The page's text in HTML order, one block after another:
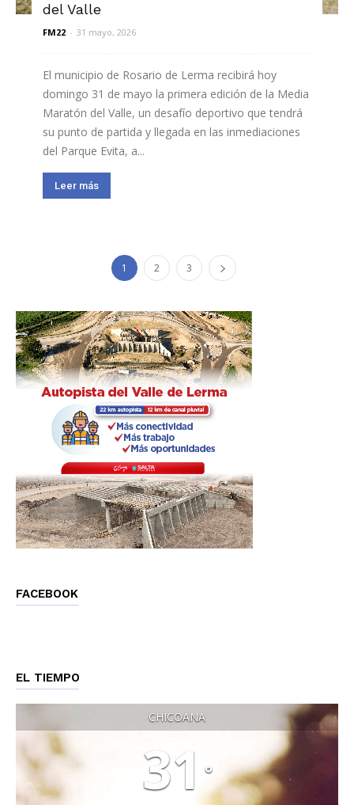
del Valle
FM22 - 31 mayo, 2026
El municipio de Rosario de Lerma recibirá hoy
domingo 31 de mayo la primera edición de la Media
Maratón del Valle, un desafío deportivo que tendrá
su punto de partida y llegada en las inmediaciones
del Parque Evita, a...
Leer más
1 2 3
FACEBOOK
EL TIEMPO
CHICOANA
31 °